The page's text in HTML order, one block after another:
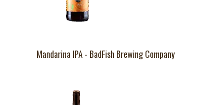
Mandarina IPA - BadFish Brewing Company